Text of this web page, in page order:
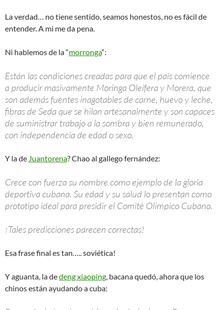
La verdad… no tiene sentido, seamos honestos, no es fácil de
entender. A mi me da pena.
Ni hablemos de la “morronga“:
Están las condiciones creadas para que el país comience
a producir masivamente Moringa Oleífera y Morera, que
son además fuentes inagotables de carne, huevo y leche,
fibras de Seda que se hilan artesanalmente y son capaces
de suministrar trabajo a la sombra y bien remunerado,
con independencia de edad o sexo.
Y la de Juantorena? Chao al gallego fernández:
Crece con fuerza su nombre como ejemplo de la gloria
deportiva cubana. Su edad y su salud lo presentan como
prototipo ideal para presidir el Comité Olímpico Cubano.
¡Tales predicciones parecen correctas!
Esa frase final es tan….. soviética!
Y aguanta, la dedeng xiaoping, bacana quedó, ahora que los
chinos están ayudando a cuba: